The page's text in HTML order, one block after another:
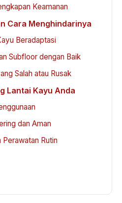
Keamanan
Cara Menghindarinya
Beradaptasi
Subfloor dengan Baik
Salah atau Rusak
Lantai Kayu Anda
dan Aman
Perawatan Rutin